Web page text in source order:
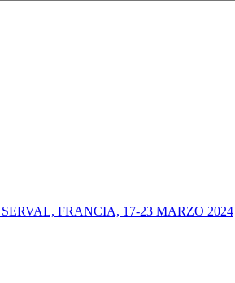
FRANCIA, 17-23 MARZO 2024